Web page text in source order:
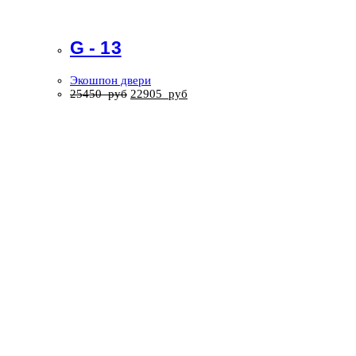
G - 13
Экошпон двери
25450руб 22905 руб